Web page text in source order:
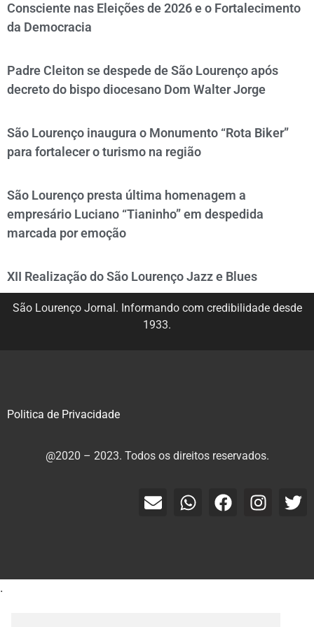
Consciente nas Eleições de 2026 e o Fortalecimento
da Democracia
Padre Cleiton se despede de São Lourenço após
decreto do bispo diocesano Dom Walter Jorge
São Lourenço inaugura o Monumento “Rota Biker”
para fortalecer o turismo na região
São Lourenço presta última homenagem a
empresário Luciano “Tianinho” em despedida
marcada por emoção
XII Realização do São Lourenço Jazz e Blues
São Lourenço Jornal. Informando com credibilidade desde
1933.
Politica de Privacidade
@2020 – 2023. Todos os direitos reservados.
.